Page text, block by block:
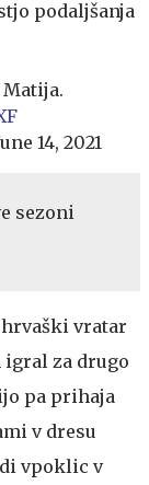
podaljšanja
14, 2021
sezoni
vratar
za drugo
pa prihaja
v dresu
vpoklic v